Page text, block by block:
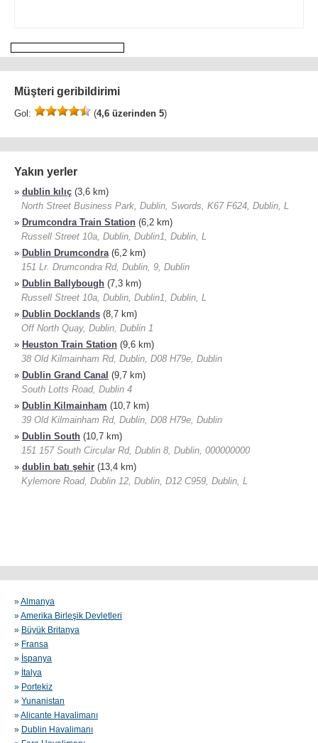
Müşteri geribildirimi
Gol: (4,6 üzerinden 5)
Yakın yerler
» dublin kılıç (3,6 km)
North Street Business Park, Dublin, Swords, K67 F624, Dublin, L
» Drumcondra Train Station (6,2 km)
Russell Street 10a, Dublin, Dublin1, Dublin, L
» Dublin Drumcondra(6,2 km)
151 Lr. Drumcondra Rd, Dublin, 9, Dublin
» Dublin Ballybough (7,3 km)
Russell Street 10a, Dublin, Dublin1, Dublin, L
» Dublin Docklands (8,7 km)
Off North Quay, Dublin, Dublin 1
» Heuston Train Station (9,6 km)
38 Old Kilmainham Rd, Dublin, D08 H79e, Dublin
» Dublin Grand Canal (9,7 km)
South Lotts Road, Dublin 4
» Dublin Kilmainham (10,7 km)
39 Old Kilmainham Rd, Dublin, D08 H79e, Dublin
» Dublin South (10,7 km)
151 157 South Circular Rd, Dublin 8, Dublin, 000000000
» dublin batı şehir (13,4 km)
Kylemore Road, Dublin 12, Dublin, D12 C959, Dublin, L
»Almanya
»Amerika Birleşik Devletleri
» Büyük Britanya
» Fransa
» İspanya
» İtalya
» Portekiz
» Yunanistan
»Alicante Havalimanı
» Dublin Havalimanı